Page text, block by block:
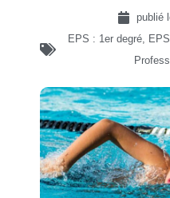
publié
EPS : 1er degré,